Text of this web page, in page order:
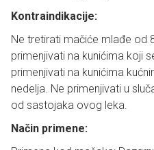
Kontraindikacije:
Ne tretirati mačiće mlađe od
primenjivati na kunićima koji
primenjivati na kunićima
nedelja. Ne primenjivati u
od sastojaka ovog leka.
Način primene: